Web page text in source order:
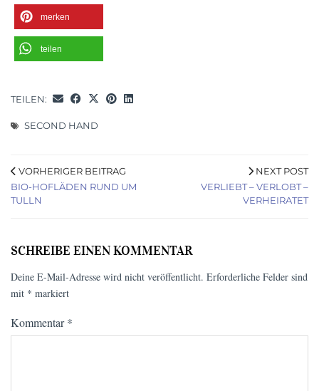
merken
teilen
TEILEN:
SECOND HAND
VORHERIGER BEITRAG
BIO-HOFLÄDEN RUND UM
TULLN
NEXT POST
VERLIEBT – VERLOBT –
VERHEIRATET
SCHREIBE EINEN KOMMENTAR
Deine E-Mail-Adresse wird nicht veröffentlicht. Erforderliche Felder sind
mit * markiert
Kommentar*